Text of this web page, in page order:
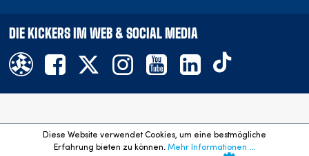
DIE KICKERS IM WEB & SOCIAL MEDIA
- Alle Rechte vorbehalten. Preisangaben inkl. gesetzl.
Diese Website verwendet Cookies, um eine bestmögliche
Erfahrung bieten zu können. Mehr Informationen ...